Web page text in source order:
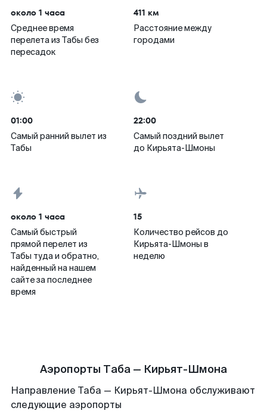
около 1 часа
Среднее время
перелета из Табы без
пересадок
411 км
Расстояние между
городами
01:00
Самый ранний вылет из
Табы
22:00
Самый поздний вылет
до Кирьята-Шмоны
около 1 часа
Самый быстрый
прямой перелет из
Табы туда и обратно,
найденный на нашем
сайте за последнее
время
15
Количество рейсов до
Кирьята-Шмоны в
неделю
Аэропорты Таба — Кирьят-Шмона
Направление Таба — Кирьят-Шмона обслуживают
следующие аэропорты